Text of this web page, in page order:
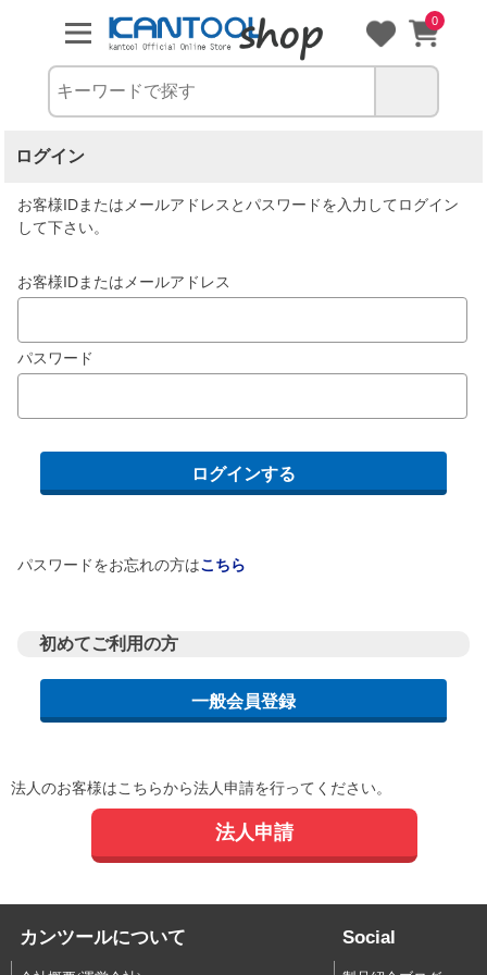
0
ログイン
お客様IDまたはメールアドレス とパスワードを入力してログイン
して下さい。
お客様IDまたはメールアドレス
パスワード
パスワードをお忘れの方はこちら
初めてご利用の方
法人のお客様はこちらから法人申請を行ってください。
法人申請
カンツールについて Social